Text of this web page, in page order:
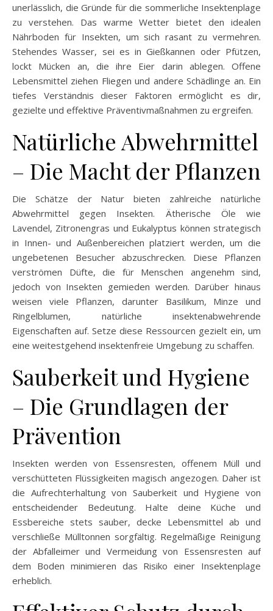
unerlässlich, die Gründe für die sommerliche Insektenplage
zu verstehen. Das warme Wetter bietet den idealen
Nährboden für Insekten, um sich rasant zu vermehren.
Stehendes Wasser, sei es in Gießkannen oder Pfützen,
lockt Mücken an, die ihre Eier darin ablegen. Offene
Lebensmittel ziehen Fliegen und andere Schädlinge an. Ein
tiefes Verständnis dieser Faktoren ermöglicht es dir,
gezielte und effektive Präventivmaßnahmen zu ergreifen.
Natürliche Abwehrmittel
– Die Macht der Pflanzen
Die Schätze der Natur bieten zahlreiche natürliche
Abwehrmittel gegen Insekten. Ätherische Öle wie
Lavendel, Zitronengras und Eukalyptus können strategisch
in Innen- und Außenbereichen platziert werden, um die
ungebetenen Besucher abzuschrecken. Diese Pflanzen
verströmen Düfte, die für Menschen angenehm sind,
jedoch von Insekten gemieden werden. Darüber hinaus
weisen viele Pflanzen, darunter Basilikum, Minze und
Ringelblumen, natürliche insektenabwehrende
Eigenschaften auf. Setze diese Ressourcen gezielt ein, um
eine weitestgehend insektenfreie Umgebung zu schaffen.
Sauberkeit und Hygiene
– Die Grundlagen der
Prävention
Insekten werden von Essensresten, offenem Müll und
verschütteten Flüssigkeiten magisch angezogen. Daher ist
die Aufrechterhaltung von Sauberkeit und Hygiene von
entscheidender Bedeutung. Halte deine Küche und
Essbereiche stets sauber, decke Lebensmittel ab und
verschließe Mülltonnen sorgfältig. Regelmäßige Reinigung
der Abfalleimer und Vermeidung von Essensresten auf
dem Boden minimieren das Risiko einer Insektenplage
erheblich.